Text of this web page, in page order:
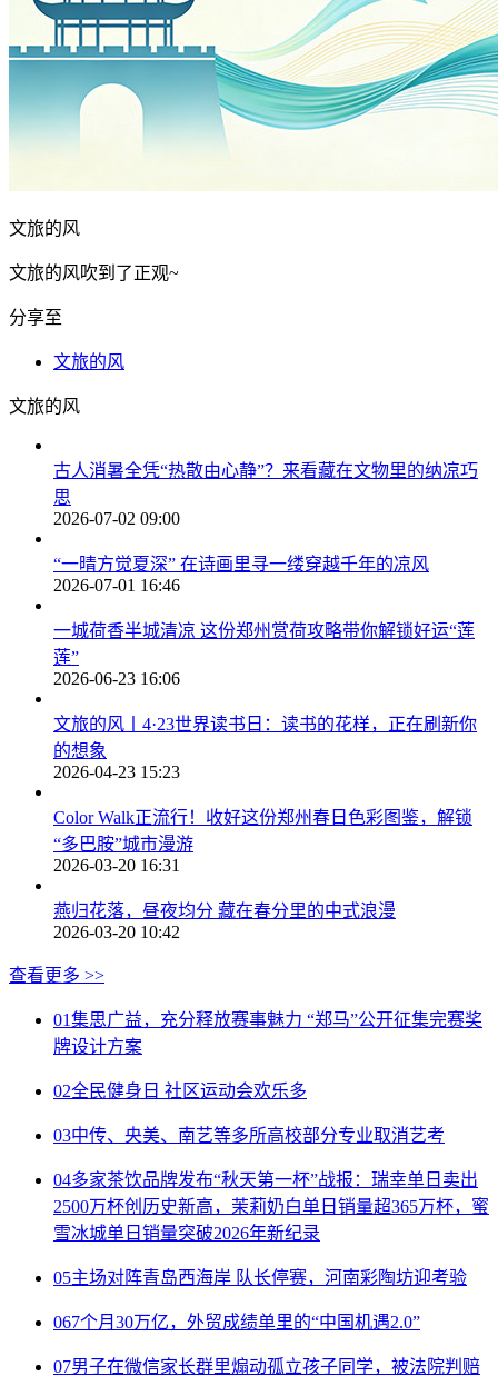
文旅的风
文旅的风吹到了正观~
分享至
文旅的风
文旅的风
古人消暑全凭“热散由心静”？来看藏在文物里的纳凉巧
思
2026-07-02 09:00
“一晴方觉夏深” 在诗画里寻一缕穿越千年的凉风
2026-07-01 16:46
一城荷香半城清凉 这份郑州赏荷攻略带你解锁好运“莲
莲”
2026-06-23 16:06
文旅的风丨4·23世界读书日：读书的花样，正在刷新你
的想象
2026-04-23 15:23
Color Walk正流行！收好这份郑州春日色彩图鉴，解锁
“多巴胺”城市漫游
2026-03-20 16:31
燕归花落，昼夜均分 藏在春分里的中式浪漫
2026-03-20 10:42
查看更多 >>
01集思广益，充分释放赛事魅力 “郑马”公开征集完赛奖
牌设计方案
02全民健身日 社区运动会欢乐多
03中传、央美、南艺等多所高校部分专业取消艺考
04多家茶饮品牌发布“秋天第一杯”战报：瑞幸单日卖出
2500万杯创历史新高，茉莉奶白单日销量超365万杯，蜜
雪冰城单日销量突破2026年新纪录
05主场对阵青岛西海岸 队长停赛，河南彩陶坊迎考验
067个月30万亿，外贸成绩单里的“中国机遇2.0”
07男子在微信家长群里煽动孤立孩子同学，被法院判赔